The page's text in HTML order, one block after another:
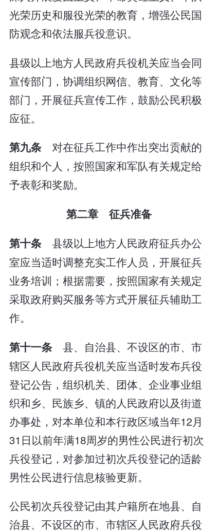
光荣历史和服役光荣的教育，增强公民国
防观念和依法服兵役意识。
县级以上地方人民政府兵役机关应当会同
宣传部门，协调组织网信、教育、文化等
部门，开展征兵宣传工作，鼓励公民积极
应征。
第九条 对在征兵工作中作出突出贡献的
组织和个人，按照国家和军队有关规定给
予表彰和奖励。
第二章 征兵准备
第十条 县级以上地方人民政府征兵办公
室应当适时调整充实工作人员，开展征兵
业务培训；根据需要，按照国家有关规定
采取政府购买服务等方式开展征兵辅助工
作。
第十一条 县、自治县、不设区的市、市
辖区人民政府兵役机关应当适时发布兵役
登记公告，组织机关、团体、企业事业组
织和乡、民族乡、镇的人民政府以及街道
办事处，对本单位和本行政区域当年12月
31日以前年满18周岁的男性公民进行初次
兵役登记，对参加过初次兵役登记的适龄
男性公民进行信息核验更新。
公民初次兵役登记由其户籍所在地县、自
治县、不设区的市、市辖区人民政府兵役